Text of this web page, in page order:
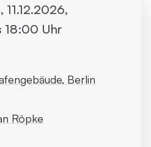
11.12.2026,
18:00 Uhr
Berlin
Röpke